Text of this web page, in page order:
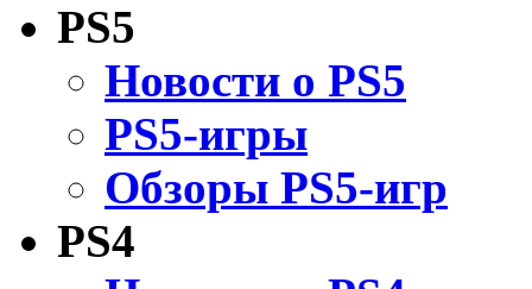
PS5
Новости о PS5
PS5-игры
Обзоры PS5-игр
PS4